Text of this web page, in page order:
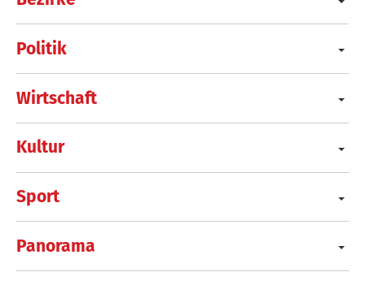
Politik
Wirtschaft
Kultur
Sport
Panorama